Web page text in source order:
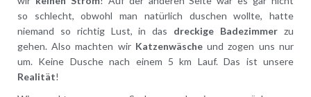
so schlecht, obwohl man natürlich duschen wollte, hatte
niemand so richtig Lust, in das dreckige Badezimmer zu
gehen. Also machten wir Katzenwäsche und zogen uns nur
um. Keine Dusche nach einem 5 km Lauf. Das ist unsere
Realität!